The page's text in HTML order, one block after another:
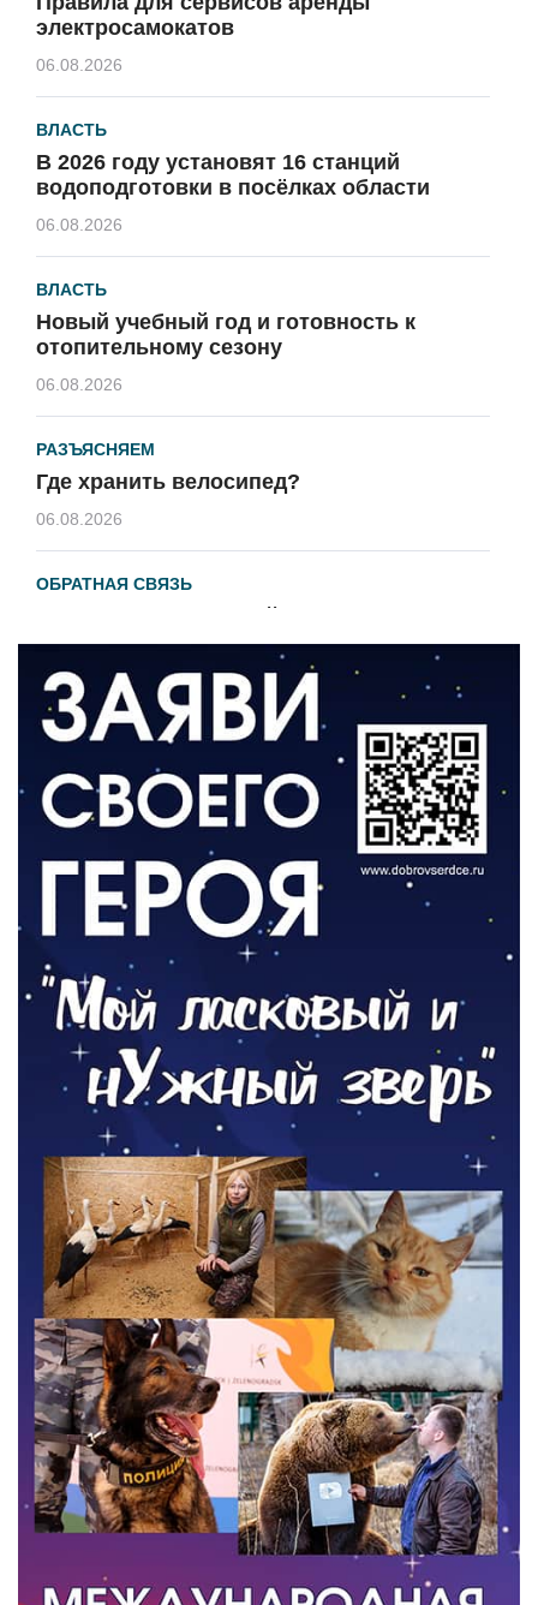
электросамокатов
06.08.2026
ВЛАСТЬ
В 2026 году установят 16 станций
водоподготовки в посёлках области
06.08.2026
ВЛАСТЬ
Новый учебный год и готовность к
отопительному сезону
06.08.2026
РАЗЪЯСНЯЕМ
Где хранить велосипед?
06.08.2026
ОБРАТНАЯ СВЯЗЬ
Администрация онлайн
ВЛАСТЬ
День памяти и «Симфония народов»
06.08.2026
Новый настил на экотропе
05.08.2026